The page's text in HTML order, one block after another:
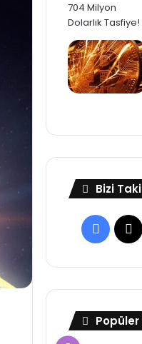
Bizi
X